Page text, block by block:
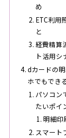
め
ETC利用
と
経費精算
ト活用シ
dカードの
ホでもでき
パソコン
たいポイ
明細印
スマート